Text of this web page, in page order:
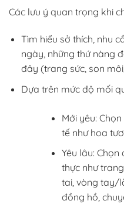
Các lưu ý quan trọng khi
Tìm hiểu sở thích, nhu
ngày, những thứ nàng
đây (trang sức, son
Dựa trên mức độ mối
Mới yêu:
tế như hoa
Yêu lâu:
thực như
tai, vòng tay/
đồng hồ,